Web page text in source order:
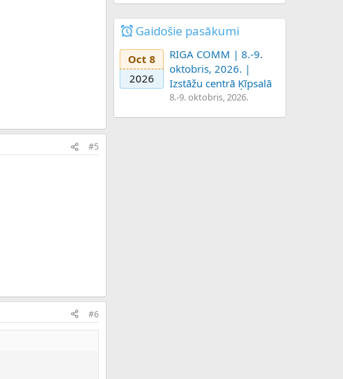
#5
#6
Gaidošie pasākumi
Oct 8
2026
RIGA COMM | 8.-9.
oktobris, 2026. |
Izstāžu centrā Ķīpsalā
8.-9. oktobris, 2026.